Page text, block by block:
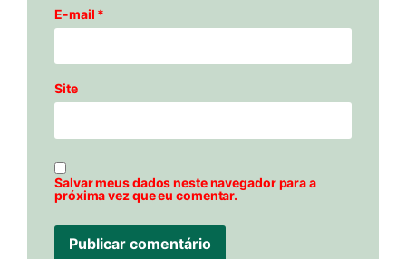
E-mail *
Site
Salvar meus dados neste navegador para a
próxima vez que eu comentar.